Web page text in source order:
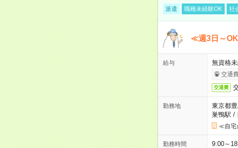
派遣 職種未経験OK 社
≪週3日～
給与 無資格
交通
交通費
勤務地
東京都
巣鴨駅 /
≪自宅
勤務時間
9:00～